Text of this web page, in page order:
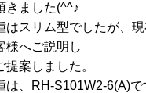
きました(^^♪
はスリム型でしたが、
様へご説明し
提案しました。
は、RH-S101W2-6(A)で